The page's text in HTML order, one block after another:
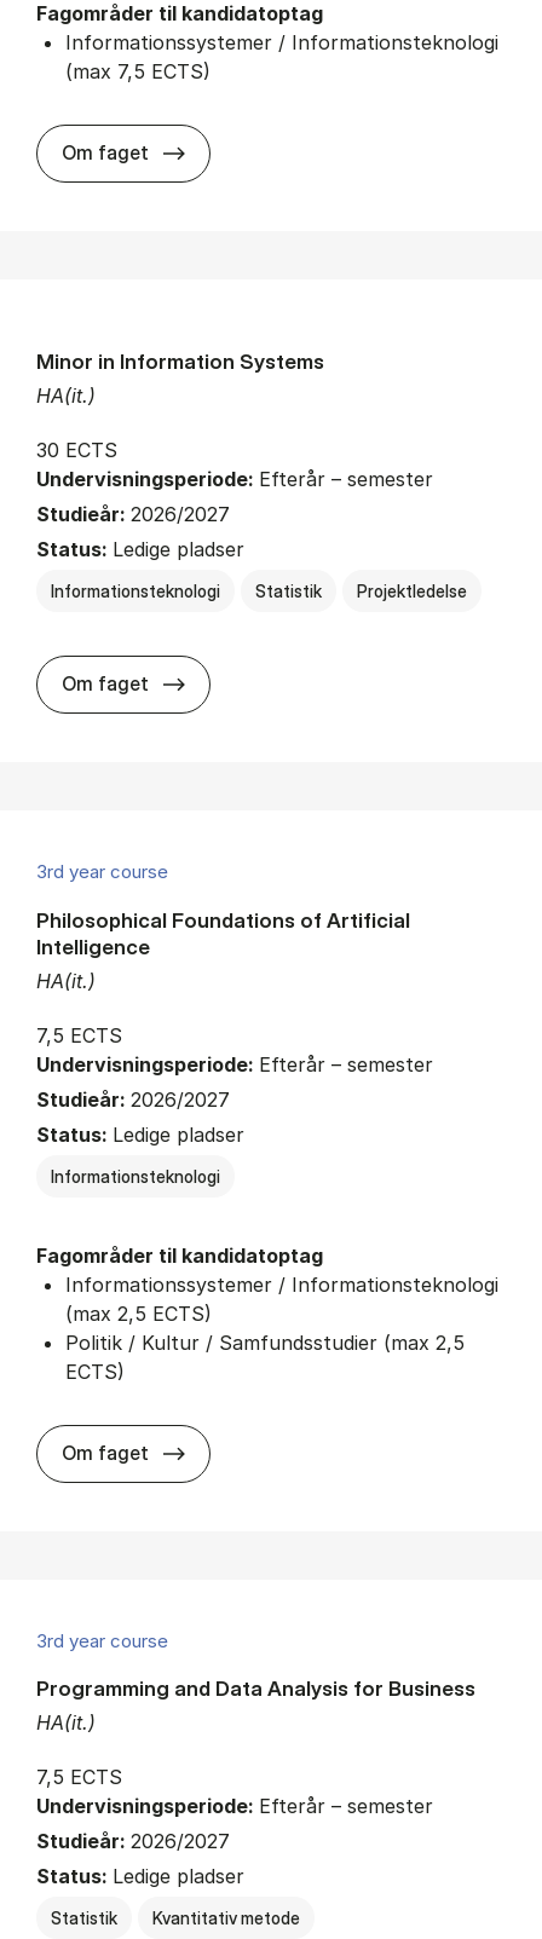
Fagområder til kandidatoptag
Informationssystemer / Informationsteknologi
(max 7,5 ECTS)
Om faget about
HA(it.)
Minor in Information Systems
30 ECTS
Undervisningsperiode: Efterår – semester
Studieår: 2026/2027
Status: Ledige pladser
Informationsteknologi Statistik Projektledelse
Om faget about
3rd year course
HA(it.)
Philosophical Foundations of Artificial
Intelligence
7,5 ECTS
Undervisningsperiode: Efterår – semester
Studieår: 2026/2027
Status: Ledige pladser
Informationsteknologi
Fagområder til kandidatoptag
Informationssystemer / Informationsteknologi
(max 2,5 ECTS)
Politik / Kultur / Samfundsstudier (max 2,5
ECTS)
Om faget about
3rd year course
HA(it.)
Programming and Data Analysis for Business
7,5 ECTS
Undervisningsperiode: Efterår – semester
Studieår: 2026/2027
Status: Ledige pladser
Statistik Kvantitativ metode